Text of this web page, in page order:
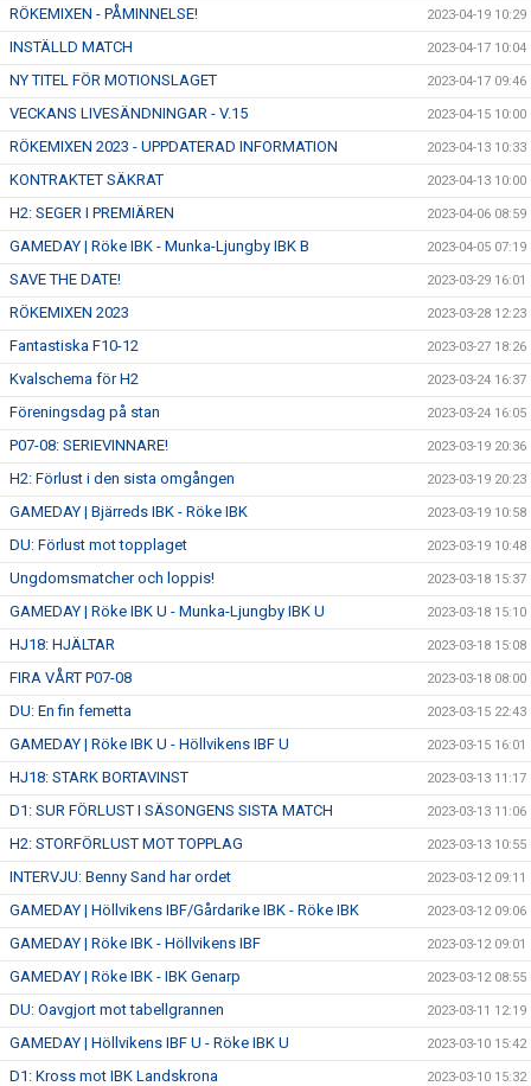
RÖKEMIXEN - PÅMINNELSE! 2023-04-19 10:29
INSTÄLLD MATCH 2023-04-17 10:04
NY TITEL FÖR MOTIONSLAGET 2023-04-17 09:46
VECKANS LIVESÄNDNINGAR - V.15 2023-04-15 10:00
RÖKEMIXEN 2023 - UPPDATERAD INFORMATION 2023-04-13 10:33
KONTRAKTET SÄKRAT 2023-04-13 10:00
H2: SEGER I PREMIÄREN 2023-04-06 08:59
GAMEDAY | Röke IBK - Munka-Ljungby IBK B 2023-04-05 07:19
SAVE THE DATE! 2023-03-29 16:01
RÖKEMIXEN 2023 2023-03-28 12:23
Fantastiska F10-12 2023-03-27 18:26
Kvalschema för H2 2023-03-24 16:37
Föreningsdag på stan 2023-03-24 16:05
P07-08: SERIEVINNARE! 2023-03-19 20:36
H2: Förlust i den sista omgången 2023-03-19 20:23
GAMEDAY | Bjärreds IBK - Röke IBK 2023-03-19 10:58
DU: Förlust mot topplaget 2023-03-19 10:48
Ungdomsmatcher och loppis! 2023-03-18 15:37
GAMEDAY | Röke IBK U - Munka-Ljungby IBK U 2023-03-18 15:10
HJ18: HJÄLTAR 2023-03-18 15:08
FIRA VÅRT P07-08 2023-03-18 08:00
DU: En fin femetta 2023-03-15 22:43
GAMEDAY | Röke IBK U - Höllvikens IBF U 2023-03-15 16:01
HJ18: STARK BORTAVINST 2023-03-13 11:17
D1: SUR FÖRLUST I SÄSONGENS SISTA MATCH 2023-03-13 11:06
H2: STORFÖRLUST MOT TOPPLAG 2023-03-13 10:55
INTERVJU: Benny Sand har ordet 2023-03-12 09:11
GAMEDAY | Höllvikens IBF/Gårdarike IBK - Röke IBK 2023-03-12 09:06
GAMEDAY | Röke IBK - Höllvikens IBF 2023-03-12 09:01
GAMEDAY | Röke IBK - IBK Genarp 2023-03-12 08:55
DU: Oavgjort mot tabellgrannen 2023-03-11 12:19
GAMEDAY | Höllvikens IBF U - Röke IBK U 2023-03-10 15:42
D1: Kross mot IBK Landskrona 2023-03-10 15:32